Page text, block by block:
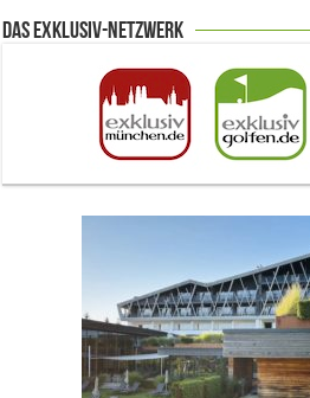
Das Exklusiv-Netzwerk
The Open 2026 in Royal